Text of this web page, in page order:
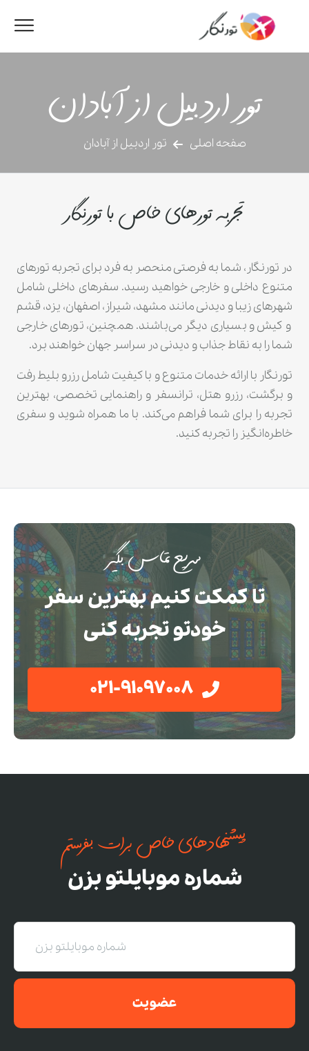
تور اردبیل از آبادان
صفحه اصلی تور اردبیل از آبادان
تجربه تورهای خاص با تورنگار
در تورنگار، شما به فرصتی منحصر به فرد برای تجربه تورهای
متنوع داخلی و خارجی خواهید رسید. سفرهای داخلی شامل
شهرهای زیبا و دیدنی مانند مشهد، شیراز، اصفهان، یزد، قشم
و کیش و بسیاری دیگر می‌باشند. همچنین، تورهای خارجی
شما را به نقاط جذاب و دیدنی در سراسر جهان خواهند برد.
تورنگار با ارائه خدمات متنوع و با کیفیت شامل رزرو بلیط رفت
و برگشت، رزرو هتل، ترانسفر و راهنمایی تخصصی، بهترین
تجربه را برای شما فراهم می‌کند. با ما همراه شوید و سفری
خاطره‌انگیز را تجربه کنید.
سریع تماس بگیر
تا کمکت کنیم بهترین سفر
خودتو تجربه کنی
021-91097008
پیشنهادهای خاص برات بفرستم
شماره موبایلتو بزن
عضویت